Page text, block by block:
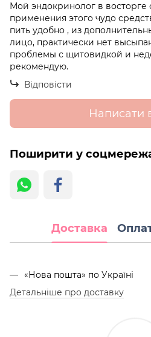
Мой эндокринолог в восторге
применения этого чудо
пить удобно , из
лицо, практически нет
проблемы с щитовидкой и
рекомендую.
Відповісти
Написати
Поширити у
Доставка
«Нова пошта» по Україні
Детальніше про доставку